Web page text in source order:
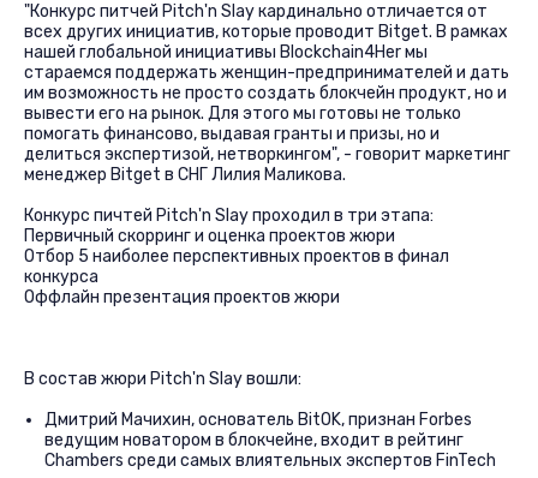
"Конкурс питчей Pitch'n Slay кардинально отличается от
всех других инициатив, которые проводит Bitget. В рамках
нашей глобальной инициативы Blockchain4Her мы
стараемся поддержать женщин-предпринимателей и дать
им возможность не просто создать блокчейн продукт, но и
вывести его на рынок. Для этого мы готовы не только
помогать финансово, выдавая гранты и призы, но и
делиться экспертизой, нетворкингом", - говорит маркетинг
менеджер Bitget в СНГ Лилия Маликова.
Конкурс пичтей Pitch'n Slay проходил в три этапа:
Первичный скорринг и оценка проектов жюри
Отбор 5 наиболее перспективных проектов в финал
конкурса
Оффлайн презентация проектов жюри
В состав жюри Pitch'n Slay вошли:
Дмитрий Мачихин, основатель BitOK, признан Forbes
ведущим новатором в блокчейне, входит в рейтинг
Chambers среди самых влиятельных экспертов FinTech